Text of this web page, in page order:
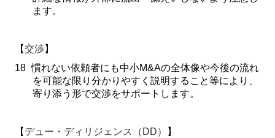
ます。
【交渉】
18 慣れない依頼者にも中小M&Aの全体像や今後の流れ
を可能な限り分かりやすく説明すること等により、
寄り添う形で交渉をサポートします。
【 デュー・ディリジェンス（ DD）
】